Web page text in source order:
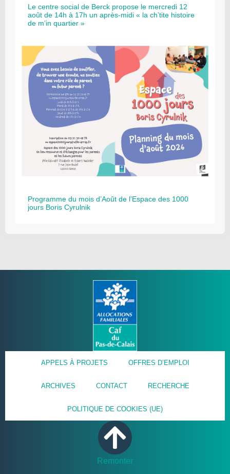
Le centre social de Berck propose le mercredi 12
août de 14h à 17h un après-midi « la ch’tite histoire
de m’in quartier »
Programme du mois d’Août de l’Espace des 1000
jours Boris Cyrulnik
APPELS À PROJETS OFFRES D’EMPLOI
ARCHIVES CONTACT RECHERCHE
POLITIQUE DE COOKIES (UE)
Remonter